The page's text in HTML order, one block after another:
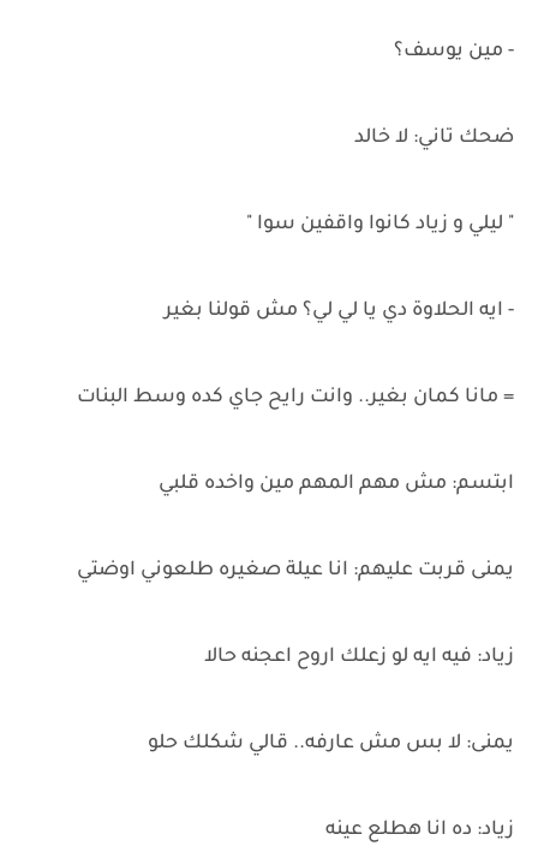
- مين يوسف؟
ضحك تاني: لا خالد
" ليلي و زياد كانوا واقفين سوا "
- ايه الحلاوة دي يا لي لي؟ مش قولنا بغير
= مانا كمان بغير.. وانت رايح جاي كده وسط البنات
ابتسم: مش مهم المهم مين واخده قلبي
يمنى قربت عليهم: انا عيلة صغيره طلعوني اوضتي
زياد: فيه ايه لو زعلك اروح اعجنه حالا
يمنى: لا بس مش عارفه.. قالي شكلك حلو
زياد: ده انا هطلع عينه